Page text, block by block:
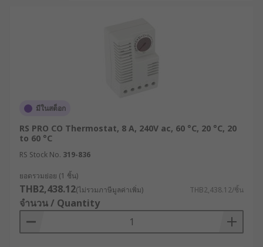
เทอร์โมสตัท คืออะไร ?
ก่อนอื่นเราควรทำความรู้จักกับเทอร์โมสตัท หรือ
Thermostat กันก่อน อุปกรณ์นี้มีหน้าที่ควบคุม
อุณหภูมิโดยใช้เซ็นเซอร์ในการตรวจจับการ
เปลี่ยนแปลงของอุณหภูมิ และใช้เพื่อปรับอุณหภูมิใน
ระบบต่าง ๆ ให้เหมาะสม ช่วยให้สามารถควบคุมและ
ปรับอุณหภูมิได้ตามความต้องการ เพิ่มความสะดวก
เครื่องกลและแบบดิจิทัล โดยแบบดิจิทัลจะช่วยให้
สามารถควบคุมและตั้งโปรแกรมอุณหภูมิได้อย่าง
หลักการทำงานของเทอร์โม
สตัท
มีในสต็อก
RS PRO CO Thermostat, 8 A, 240V ac, 60 °C, 20 °C, 20
to 60 °C
RS Stock No. 319-836
ยอดรวมย่อย (1 ชิ้น)
THB2,438.12(ไม่รวมภาษีมูลค่าเพิ่ม) THB2,438.12/ชิ้น
จำนวน / Quantity